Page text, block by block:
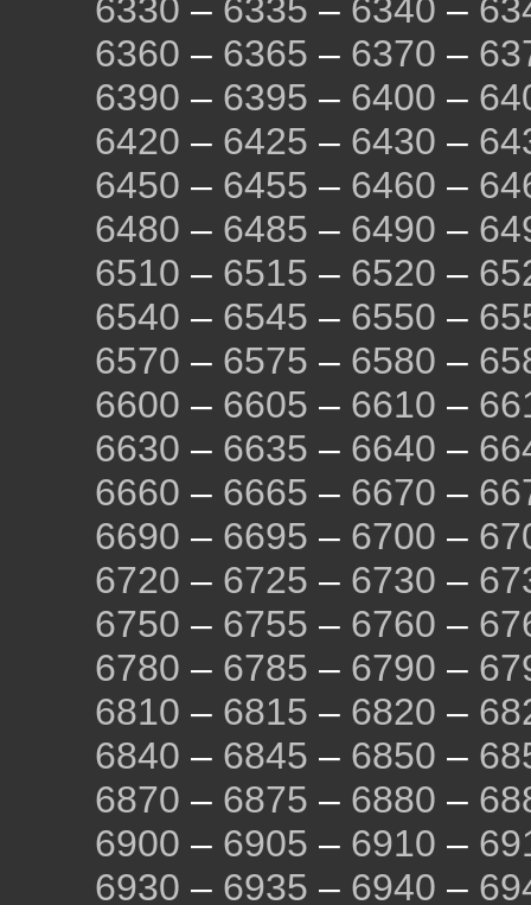
6330 – 6335 – 6340 –
6360 – 6365 – 6370 –
6390 – 6395 – 6400 –
6420 – 6425 – 6430 –
6450 – 6455 – 6460 –
6480 – 6485 – 6490 –
6510 – 6515 – 6520 –
6540 – 6545 – 6550 –
6570 – 6575 – 6580 –
6600 – 6605 – 6610 –
6630 – 6635 – 6640 –
6660 – 6665 – 6670 –
6690 – 6695 – 6700 –
6720 – 6725 – 6730 –
6750 – 6755 – 6760 –
6780 – 6785 – 6790 –
6810 – 6815 – 6820 –
6840 – 6845 – 6850 –
6870 – 6875 – 6880 –
6900 – 6905 – 6910 –
6930 – 6935 – 6940 –